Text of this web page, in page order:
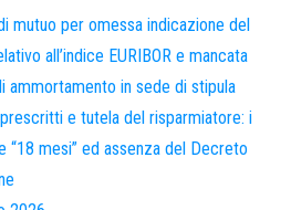
mutuo per omessa indicazione del
all’indice EURIBOR e mancata
ammortamento in sede di stipula
e tutela del risparmiatore: i
“18 mesi” ed assenza del Decreto